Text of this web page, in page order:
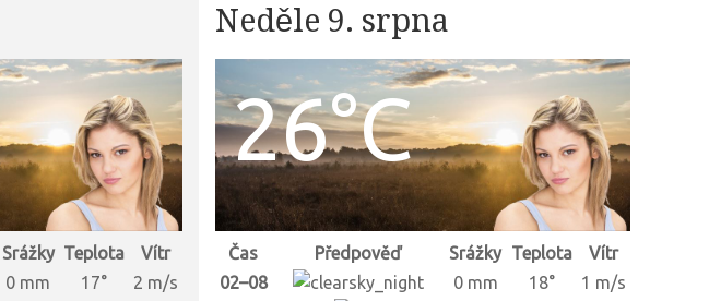
Srážky Teplota
Vítr
0 mm 17°
2 m/s
Neděle 9. srpna
26°C
Čas Předpověď Srážky Teplota
Vítr
02–08
0 mm 18°
1 m/s